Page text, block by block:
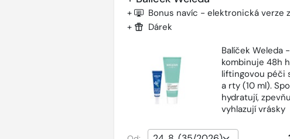
+ Bonus navíc - elektronická verze
+
Dárek
Balíček Weleda
kombinuje 48h
liftingovou péči
a rty (10 ml).
hydratují,
vyhlazují vrásky